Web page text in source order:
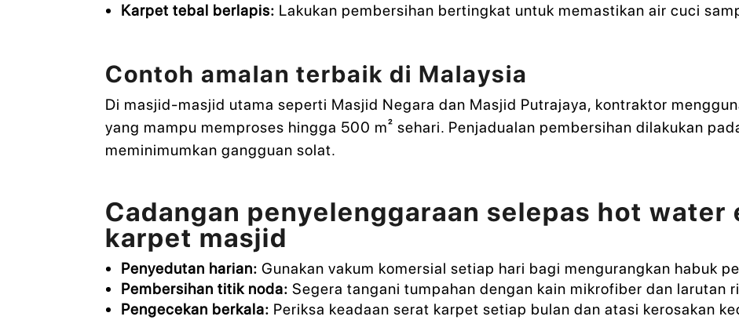
Karpet tebal berlapis: Lakukan pembersihan bertingkat untuk memastikan air cuci
Contoh amalan terbaik di Malaysia
Di masjid-masjid utama seperti Masjid Negara dan Masjid Putrajaya, kontraktor
yang mampu memproses hingga 500 m² sehari. Penjadualan pembersihan dilakukan
meminimumkan gangguan solat.
Cadangan penyelenggaraan selepas hot water
karpet masjid
Penyedutan harian: Gunakan vakum komersial setiap hari bagi mengurangkan habuk
Pembersihan titik noda: Segera tangani tumpahan dengan kain mikrofiber dan larutan
Pengecekan berkala: Periksa keadaan serat karpet setiap bulan dan atasi kerosakan